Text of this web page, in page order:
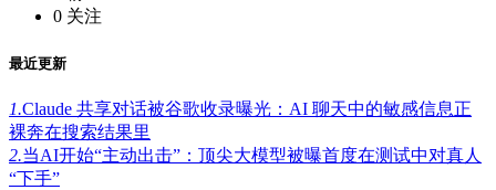
0 关注
最近更新
1.Claude 共享对话被谷歌收录曝光：AI 聊天中的敏感信息正
裸奔在搜索结果里
2.当AI开始“主动出击”：顶尖大模型被曝首度在测试中对真人
“下手”